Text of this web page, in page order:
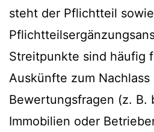
steht der Pflichtteil sowie
Streitpunkte sind häufig
Auskünfte zum
Bewertungsfragen (z. B.
Immobilien oder